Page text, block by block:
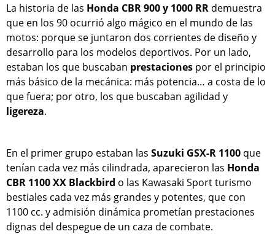
La historia de las Honda CBR 900 y 1000 RR demuestra
que en los 90 ocurrió algo mágico en el mundo de las
motos: porque se juntaron dos corrientes de diseño y
desarrollo para los modelos deportivos. Por un lado,
estaban los que buscaban prestaciones por el principio
más básico de la mecánica: más potencia… a costa de lo
que fuera; por otro, los que buscaban agilidad y
ligereza.
En el primer grupo estaban las Suzuki GSX-R 1100 que
tenían cada vez más cilindrada, aparecieron las Honda
CBR 1100 XX Blackbird o las Kawasaki Sport turismo
bestiales cada vez más grandes y potentes, que con
1100 cc. y admisión dinámica prometían prestaciones
dignas del despegue de un caza de combate.